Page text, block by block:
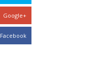
Google+
Facebook